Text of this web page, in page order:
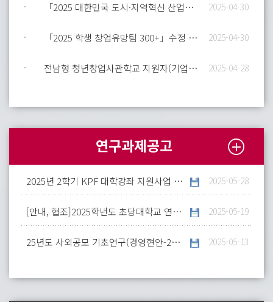
「2025 대한민국 도시·지역혁신 산업박람회」 일정 알림 및 참여 안내 2025-04-30
「2025 학생 창업유망팀 300+」수정 공고 안내 2025-04-30
전남형 청년창업사관학교 지원자(기업) 모집 안내(최종) 2025-04-28
연구과제공고
2025년 2학기 KPF 대학강좌 지원사업 안내 2025-05-28
[안내, 협조]2025학년도 초당대학교 연계 교육과정 운영 및 자료 개발 협조 요청 2025-05-19
25년도 사외공모 기초연구(경영현안-25-1차) 신규과제 수행기관 모집 2025-05-13